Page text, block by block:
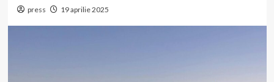
press 19 aprilie 2025